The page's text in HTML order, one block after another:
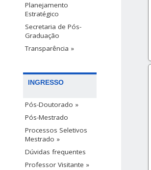
Planejamento
Estratégico
Secretaria de Pós-
Graduação
Transparência »
INGRESSO
Pós-Doutorado »
Pós-Mestrado
Processos Seletivos
Mestrado »
Dúvidas frequentes
Professor Visitante »